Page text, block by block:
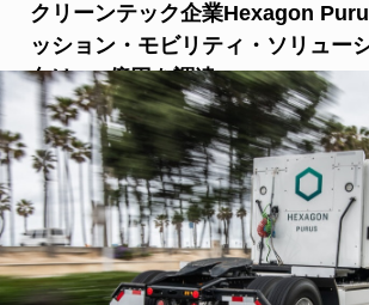
クリーンテック企業Hexagon
ッション・モビリティ・ソリュー
向け140億円を調達